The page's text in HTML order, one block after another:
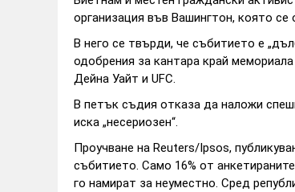
организация във Вашингтон, която се
В него се твърди, че събитието е
одобрения за кантара край
Дейна Уайт и UFC.
В петък съдия отказа да наложи
иска „несериозен“.
Проучване на Reuters/Ipsos,
събитието. Само 16% от
го намират за неуместно. Сред